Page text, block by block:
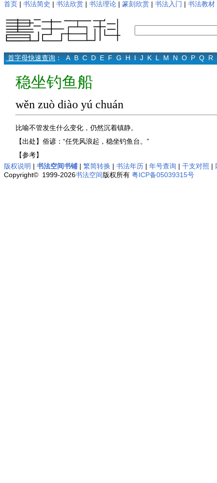
首页 | 书法简史 | 书法欣赏 | 书法理论 | 篆刻欣赏 | 书法入门 | 书法教材
首字母快速查询： A B C D E F G H I J K L M N O P Q R
稳坐钓鱼船
wěn zuò diào yú chuán
比喻不管发生什么变化，仍然沉着镇静。
【出处】俗谚：“任凭风浪起，稳坐钓鱼台。”
【参考】
版权说明 | 书法空间书铺 | 繁简转换 | 书法年历 | 年号查询 | 干支对照 |
Copyright© 1999-2026书法空间版权所有 粤ICP备05039315号